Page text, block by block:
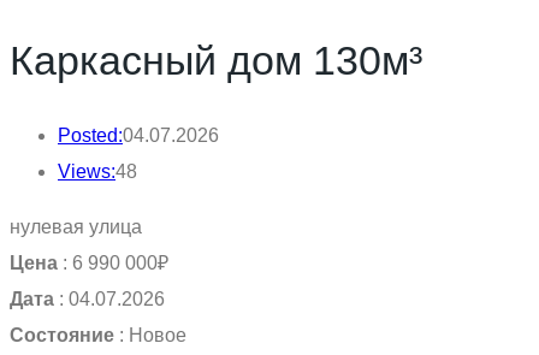
Каркасный дом 130м³
Posted:04.07.2026
Views:48
нулевая улица
Цена : 6 990 000₽
Дата : 04.07.2026
Состояние : Новое